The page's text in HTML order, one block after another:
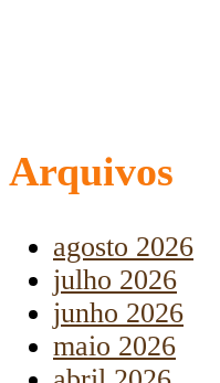
Arquivos
agosto 2026
julho 2026
junho 2026
maio 2026